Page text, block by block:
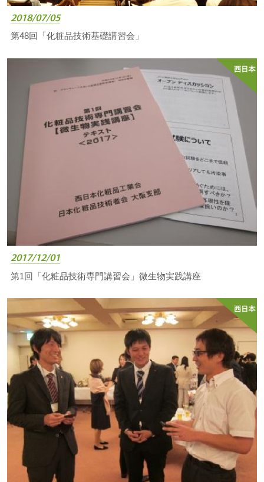
2018/07/05
第48回「化粧品技術基礎講習会」
2017/12/01
第1回「化粧品技術専門講習会」微生物実践講座